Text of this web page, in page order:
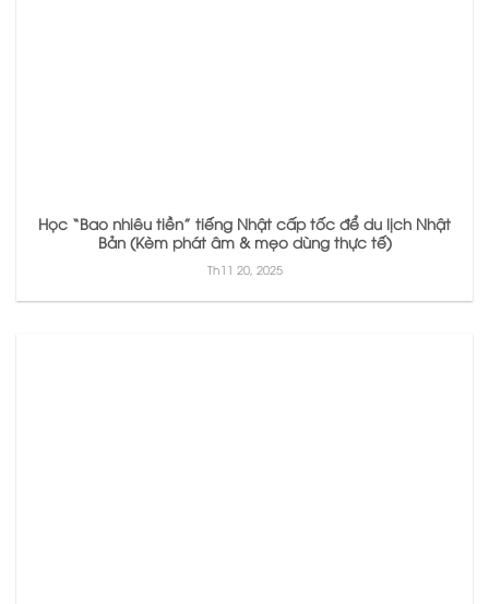
Học “Bao nhiêu tiền” tiếng Nhật cấp tốc để du lịch Nhật
Bản (Kèm phát âm & mẹo dùng thực tế)
Th11 20, 2025